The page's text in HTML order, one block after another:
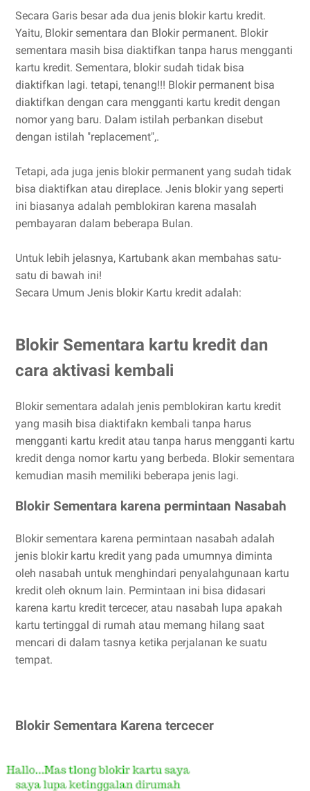
Secara Garis besar ada dua jenis blokir kartu kredit.
Yaitu, Blokir sementara dan Blokir permanent. Blokir
sementara masih bisa diaktifkan tanpa harus mengganti
kartu kredit. Sementara, blokir sudah tidak bisa
diaktifkan lagi. tetapi, tenang!!! Blokir permanent bisa
diaktifkan dengan cara mengganti kartu kredit dengan
nomor yang baru. Dalam istilah perbankan disebut
dengan istilah "replacement",.
Tetapi, ada juga jenis blokir permanent yang sudah tidak
bisa diaktifkan atau direplace. Jenis blokir yang seperti
ini biasanya adalah pemblokiran karena masalah
pembayaran dalam beberapa Bulan.
Untuk lebih jelasnya, Kartubank akan membahas satu-
satu di bawah ini!
Secara Umum Jenis blokir Kartu kredit adalah:
Blokir Sementara kartu kredit dan
cara aktivasi kembali
Blokir sementara adalah jenis pemblokiran kartu kredit
yang masih bisa diaktifakn kembali tanpa harus
mengganti kartu kredit atau tanpa harus mengganti kartu
kredit denga nomor kartu yang berbeda. Blokir sementara
kemudian masih memiliki beberapa jenis lagi.
Blokir Sementara karena permintaan Nasabah
Blokir sementara karena permintaan nasabah adalah
jenis blokir kartu kredit yang pada umumnya diminta
oleh nasabah untuk menghindari penyalahgunaan kartu
kredit oleh oknum lain. Permintaan ini bisa didasari
karena kartu kredit tercecer, atau nasabah lupa apakah
kartu tertinggal di rumah atau memang hilang saat
mencari di dalam tasnya ketika perjalanan ke suatu
tempat.
Blokir Sementara Karena tercecer